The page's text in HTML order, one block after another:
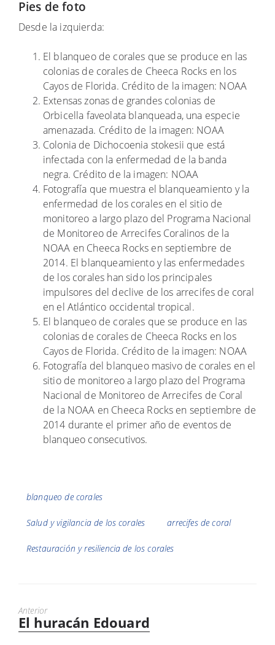
Pies de foto
Desde la izquierda:
El blanqueo de corales que se produce en las
colonias de corales de Cheeca Rocks en los
Cayos de Florida. Crédito de la imagen: NOAA
Extensas zonas de grandes colonias de
Orbicella faveolata blanqueada, una especie
amenazada. Crédito de la imagen: NOAA
Colonia de Dichocoenia stokesii que está
infectada con la enfermedad de la banda
negra. Crédito de la imagen: NOAA
Fotografía que muestra el blanqueamiento y la
enfermedad de los corales en el sitio de
monitoreo a largo plazo del Programa Nacional
de Monitoreo de Arrecifes Coralinos de la
NOAA en Cheeca Rocks en septiembre de
2014. El blanqueamiento y las enfermedades
de los corales han sido los principales
impulsores del declive de los arrecifes de coral
en el Atlántico occidental tropical.
El blanqueo de corales que se produce en las
colonias de corales de Cheeca Rocks en los
Cayos de Florida. Crédito de la imagen: NOAA
Fotografía del blanqueo masivo de corales en el
sitio de monitoreo a largo plazo del Programa
Nacional de Monitoreo de Arrecifes de Coral
de la NOAA en Cheeca Rocks en septiembre de
2014 durante el primer año de eventos de
blanqueo consecutivos.
Etiquetas
blanqueo de corales
Salud y vigilancia de los corales arrecifes de coral
Restauración y resiliencia de los corales
Anterior
Puesto
anterior:
El huracán Edouard